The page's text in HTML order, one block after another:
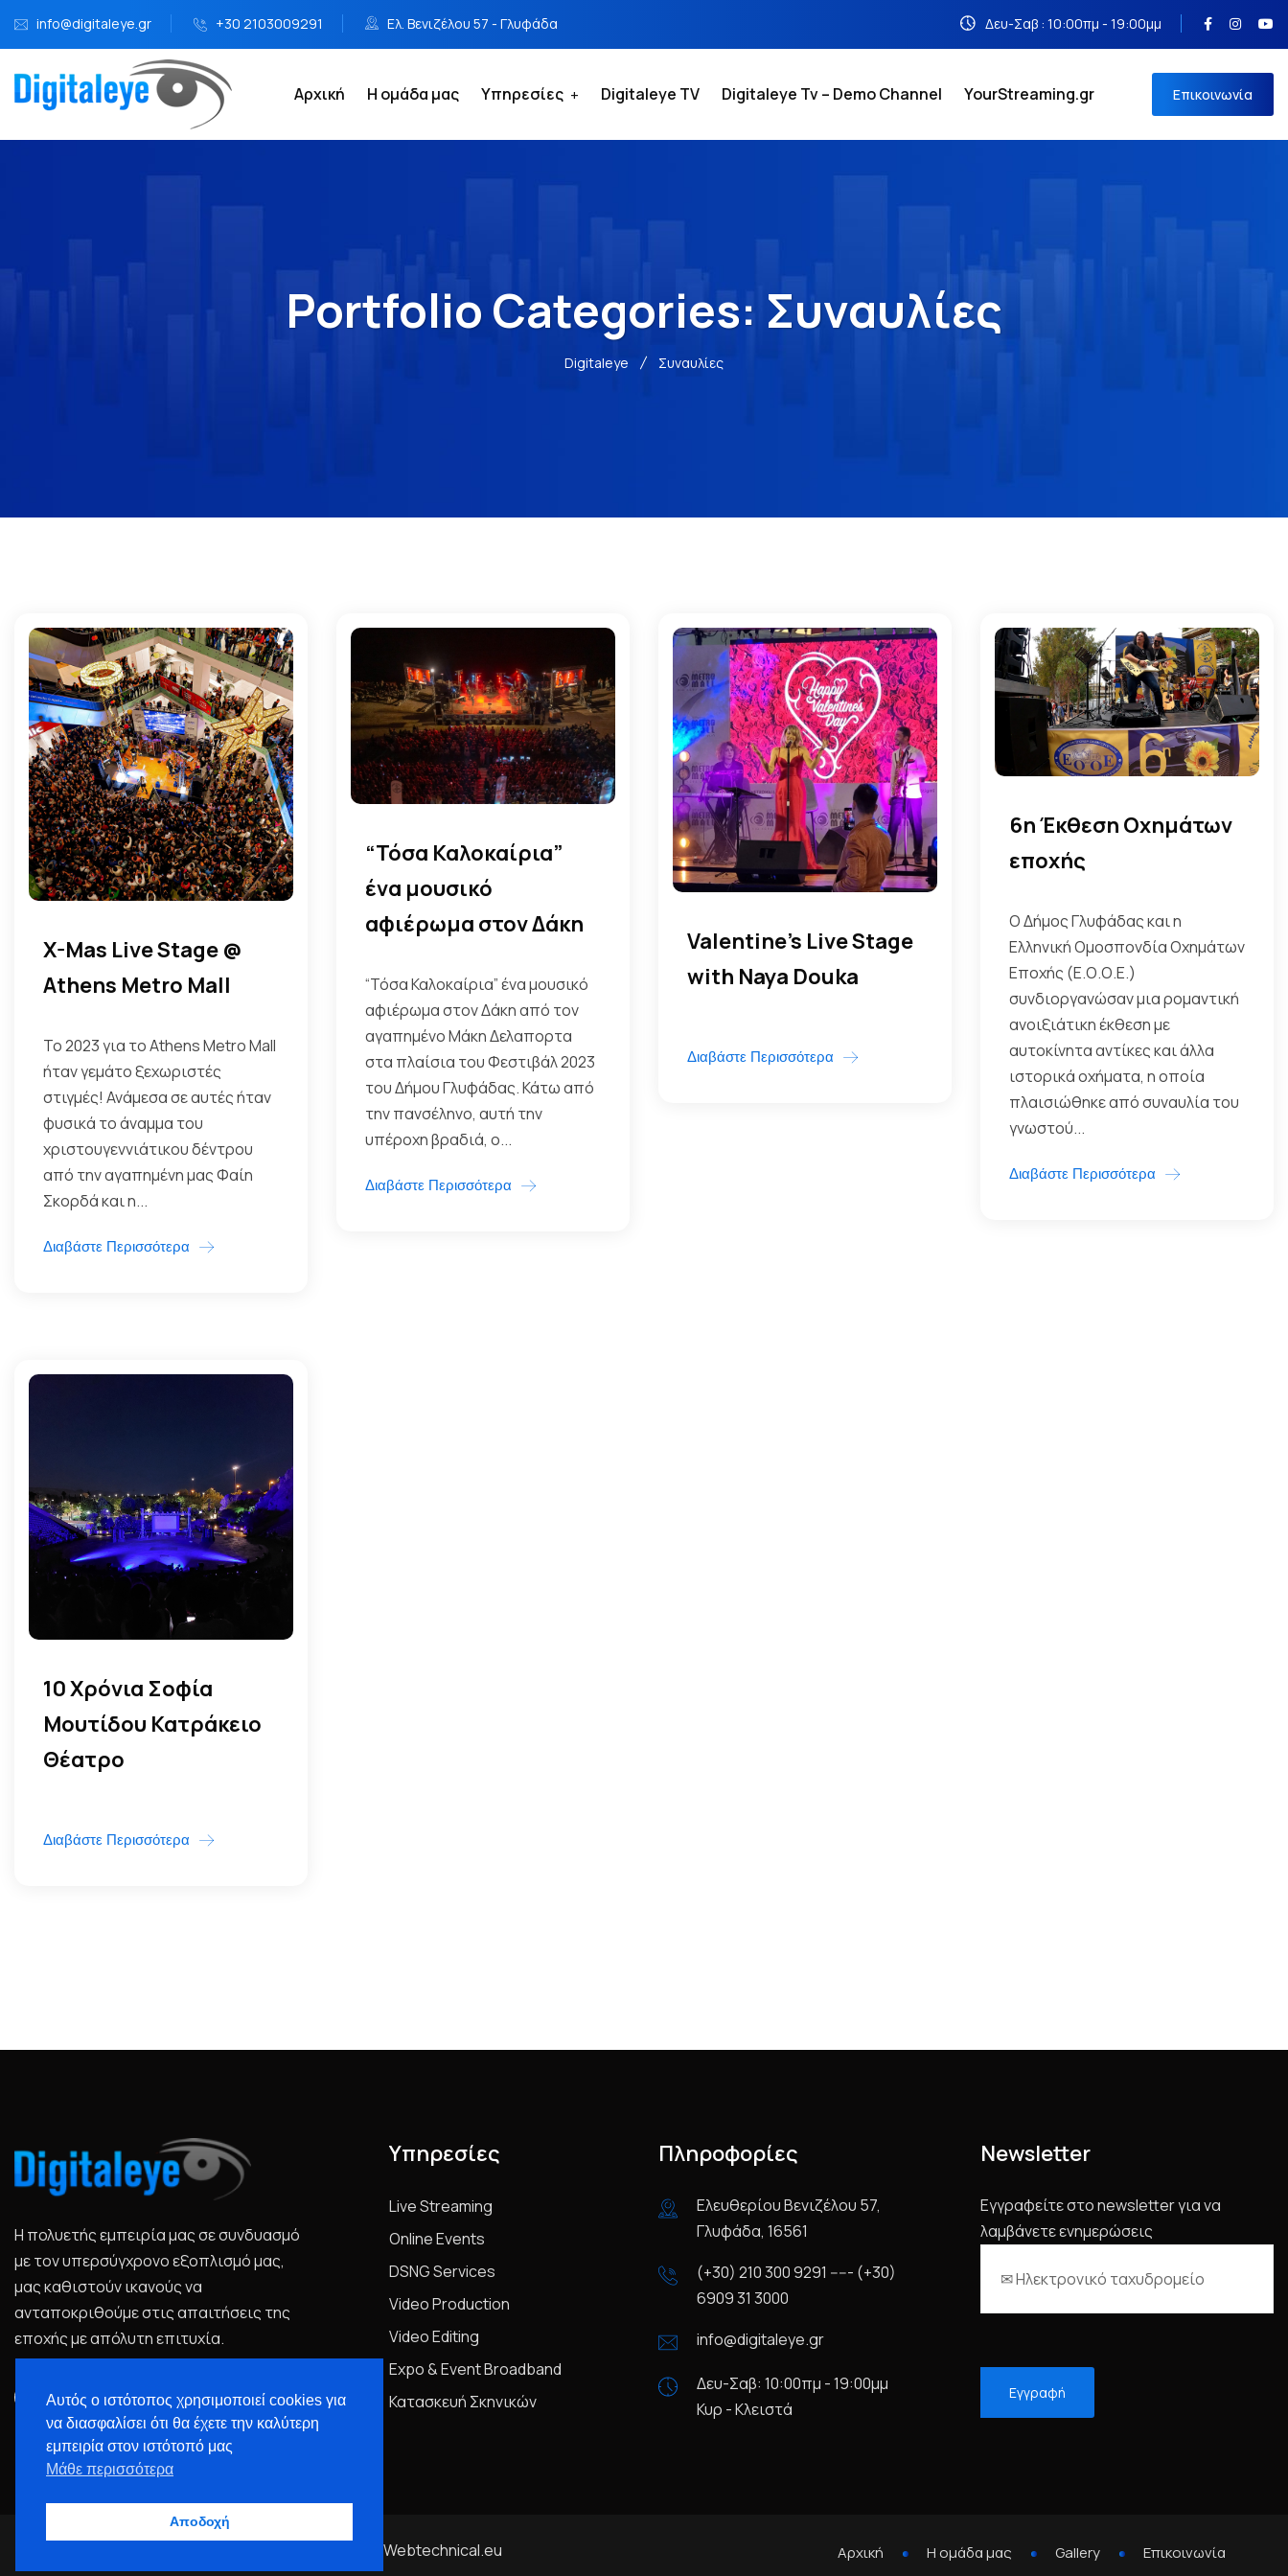
info@digitaleye.gr +30 2103009291 Ελ. Βενιζέλου 57 - Γλυφάδα Δευ-Σαβ : 10:00πμ - 19:00μμ
Αρχική Η ομάδα μας Υπηρεσίες Digitaleye TV Digitaleye Tv – Demo Channel YourStreaming.gr Επικοινωνία
Portfolio Categories: Συναυλίες
Digitaleye Συναυλίες
X-Mas Live Stage @
Athens Metro Mall
Το 2023 για το Athens Metro Mall
ήταν γεμάτο ξεχωριστές
στιγμές! Ανάμεσα σε αυτές ήταν
φυσικά το άναμμα του
χριστουγεννιάτικου δέντρου
από την αγαπημένη μας Φαίη
Σκορδά και η...
Διαβάστε Περισσότερα
“Τόσα Καλοκαίρια”
ένα μουσικό
αφιέρωμα στον Δάκη
“Τόσα Καλοκαίρια” ένα μουσικό
αφιέρωμα στον Δάκη από τον
αγαπημένο Μάκη Δελαπορτα
στα πλαίσια του Φεστιβάλ 2023
του Δήμου Γλυφάδας. Κάτω από
την πανσέληνο, αυτή την
υπέροχη βραδιά, ο...
Διαβάστε Περισσότερα
Valentine’s Live Stage
with Naya Douka
Διαβάστε Περισσότερα
6η Έκθεση Οχημάτων
εποχής
Ο Δήμος Γλυφάδας και η
Ελληνική Ομοσπονδία Οχημάτων
Εποχής (Ε.Ο.Ο.Ε.)
συνδιοργανώσαν μια ρομαντική
ανοιξιάτικη έκθεση με
αυτοκίνητα αντίκες και άλλα
ιστορικά οχήματα, η οποία
πλαισιώθηκε από συναυλία του
γνωστού...
Διαβάστε Περισσότερα
10 Χρόνια Σοφία
Μουτίδου Κατράκειο
Θέατρο
Διαβάστε Περισσότερα
Η πολυετής εμπειρία μας σε συνδυασμό
με τον υπερσύγχρονο εξοπλισμό μας,
μας καθιστούν ικανούς να
ανταποκριθούμε στις απαιτήσεις της
εποχής με απόλυτη επιτυχία.
Υπηρεσίες
Live Streaming
Online Events
DSNG Services
Video Production
Video Editing
Expo & Event Broadband
Κατασκευή Σκηνικών
Πληροφορίες
Ελευθερίου Βενιζέλου 57,
Γλυφάδα, 16561
(+30) 210 300 9291 ----- (+30)
6909 31 3000
info@digitaleye.gr
Δευ-Σαβ: 10:00πμ - 19:00μμ
Κυρ - Κλειστά
Newsletter
Εγγραφείτε στο newsletter για να
λαμβάνετε ενημερώσεις
Webtechnical.eu Αρχική Η ομάδα μας Gallery Επικοινωνία
Αυτός ο ιστότοπος χρησιμοποιεί cookies για
να διασφαλίσει ότι θα έχετε την καλύτερη
εμπειρία στον ιστότοπό μας
Μάθε περισσότερα
Αποδοχή